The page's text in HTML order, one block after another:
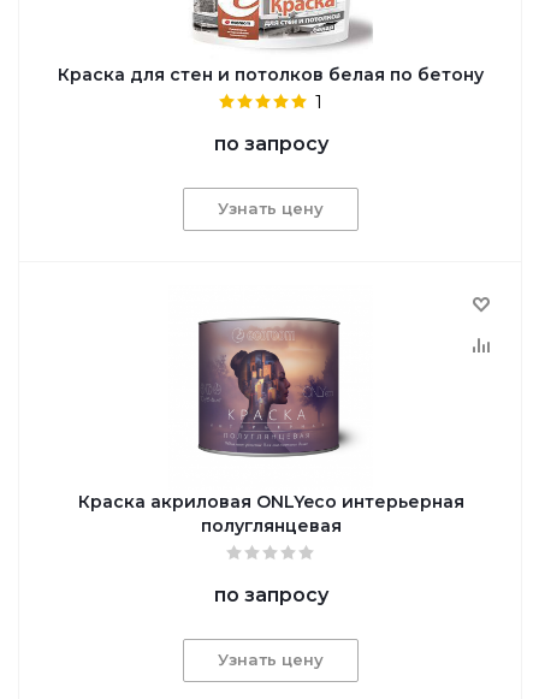
Краска для стен и потолков белая по бетону
1
по запросу
Узнать цену
Краска акриловая ONLYeco интерьерная
полуглянцевая
по запросу
Узнать цену